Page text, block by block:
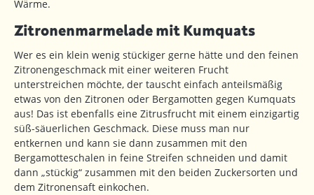
Wärme.
Zitronenmarmelade mit Kumquats
Wer es ein klein wenig stückiger gerne hätte und den feinen
Zitronengeschmack mit einer weiteren Frucht
unterstreichen möchte, der tauscht einfach anteilsmäßig
etwas von den Zitronen oder Bergamotten gegen Kumquats
aus! Das ist ebenfalls eine Zitrusfrucht mit einem einzigartig
süß-säuerlichen Geschmack. Diese muss man nur
entkernen und kann sie dann zusammen mit den
Bergamotteschalen in feine Streifen schneiden und damit
dann „stückig“ zusammen mit den beiden Zuckersorten und
dem Zitronensaft einkochen.